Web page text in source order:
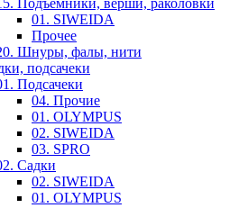
Подъемники, верши, раколовки
01. SIWEIDA
Прочее
Шнуры, фалы, нити
подсачеки
Подсачеки
04. Прочие
01. OLYMPUS
02. SIWEIDA
03. SPRO
Садки
02. SIWEIDA
01. OLYMPUS